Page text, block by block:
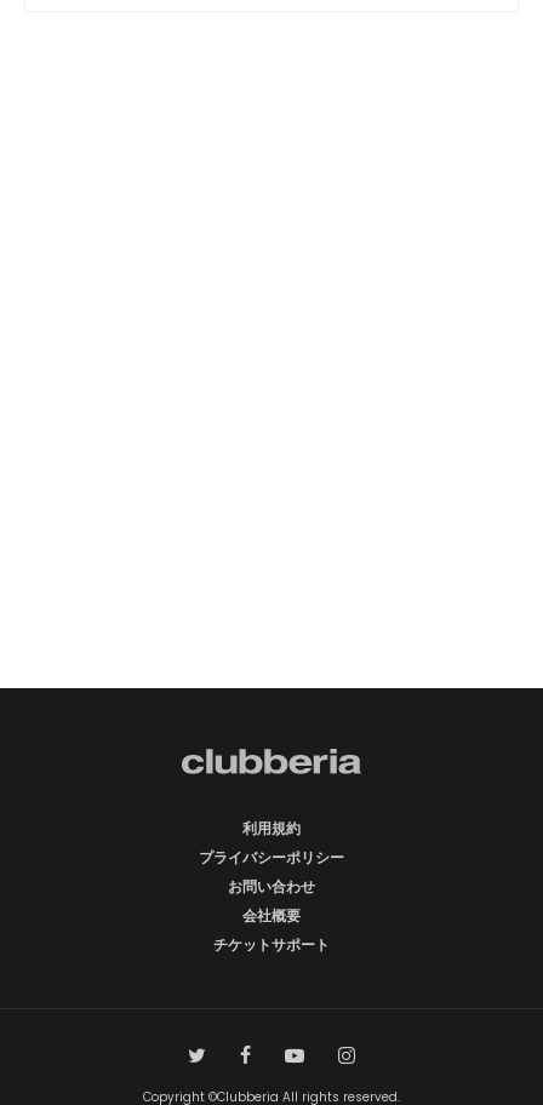
利用規約
プライバシーポリシー
お問い合わせ
会社概要
チケットサポート
Copyright ©Clubberia All rights reserved.